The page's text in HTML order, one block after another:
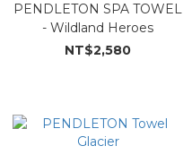
PENDLETON SPA TOWEL
- Wildland Heroes
NT$2,580